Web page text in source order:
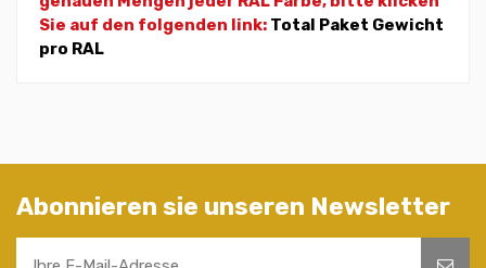
Sie auf den folgenden link: Total Paket Gewicht
pro RAL
Abonnieren sie unseren Newsletter